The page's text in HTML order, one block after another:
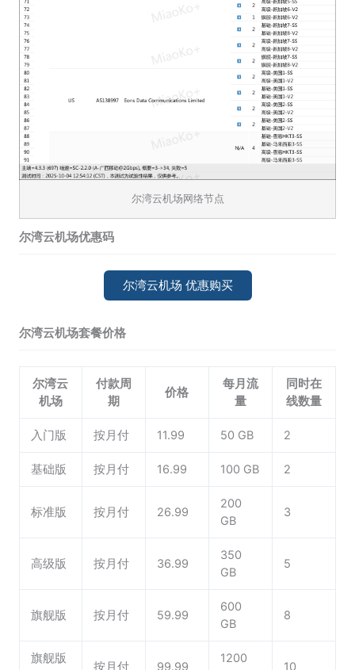
尔湾云机场网络节点
尔湾云机场优惠码
尔湾云机场 优惠购买
尔湾云机场套餐价格
尔湾云
机场
付款周
期
价格
每月流
量
同时在
线数量
入门版 按月付 11.99 50 GB 2
基础版 按月付 16.99 100 GB 2
标准版 按月付 26.99
200
GB
3
高级版 按月付 36.99
350
GB
5
旗舰版 按月付 59.99
600
GB
8
旗舰版
按月付 99.99
1200
10